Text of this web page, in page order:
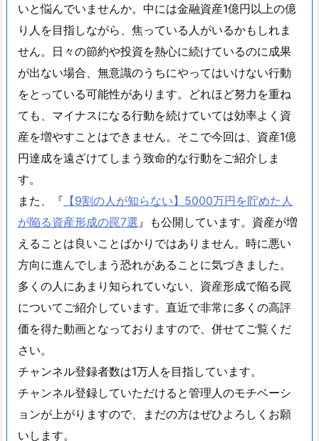
いと悩んでいませんか。中には金融資産1億円以上の億
り人を目指しながら、焦っている人がいるかもしれま
せん。日々の節約や投資を熱心に続けているのに成果
が出ない場合、無意識のうちにやってはいけない行動
をとっている可能性があります。どれほど努力を重ね
ても、マイナスになる行動を続けていては効率よく資
産を増やすことはできません。そこで今回は、資産1億
円達成を遠ざけてしまう致命的な行動をご紹介しま
す。
また、『 【9割の人が知らない】5000万円を貯めた人
が陥る資産形成の罠7選 』も公開しています。資産が増
えることは良いことばかりではありません。時に悪い
方向に進んでしまう恐れがあることに気づきました。
多くの人にあまり知られていない、資産形成で陥る罠
についてご紹介しています。直近で非常に多くの高評
価を得た動画となっておりますので、併せてご覧くだ
さい。
チャンネル登録者数は1万人を目指しています。
チャンネル登録していただけると管理人のモチベーシ
ョンが上がりますので、まだの方はぜひよろしくお願
いします。